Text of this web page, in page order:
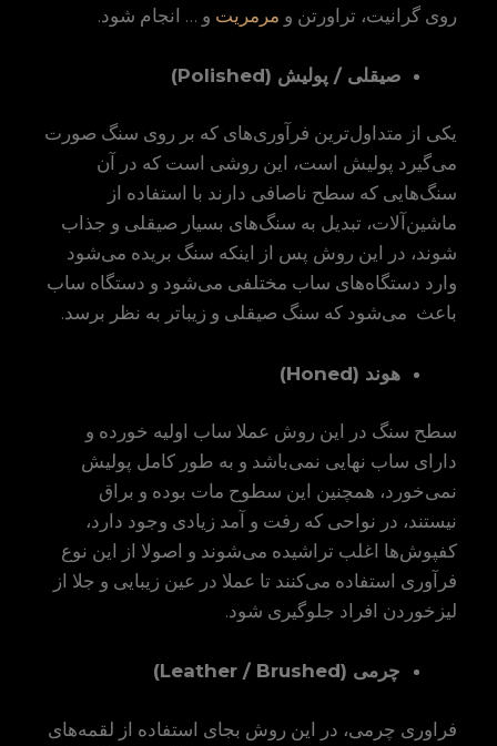
روی گرانیت، تراورتن و مرمریت و … انجام شود.
صیقلی / پولیش (Polished)
یکی از متداول‌ترین فرآوری‌های که بر روی سنگ صورت
می‌گیرد پولیش است، این روشی است که در آن
سنگ‌هایی که سطح ناصافی دارند با استفاده از
ماشین‌‌آلات، تبدیل به سنگ‌های بسیار صیقلی و جذاب
شوند، در این روش پس از اینکه سنگ بریده می‌شود
وارد دستگاه‌های ساب مختلفی می‌شود و دستگاه ساب
باعث می‌شود که سنگ صیقلی و زیباتر به نظر برسد.
هوند (Honed)
سطح سنگ در این روش عملا ساب اولیه خورده و
دارای ساب نهایی نمی‌باشد و به طور کامل پولیش
نمی‌خورد، همچنین این سطوح مات بوده و براق
نیستند، در نواحی که رفت و آمد زیادی وجود دارد،
کفپوش‌ها اغلب تراشیده می‌شوند و اصولا از این نوع
فرآوری استفاده می‌کنند تا عملا در عین زیبایی و جلا از
لیزخوردن افراد جلوگیری شود.
چرمی (Leather / Brushed)
فراوری چرمی، در این روش بجای استفاده از لقمه‌های